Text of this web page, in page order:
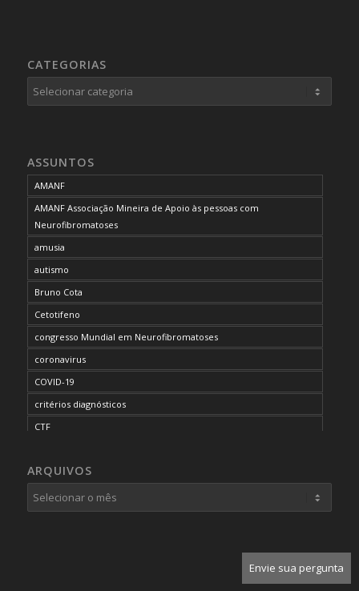
Envie sua pergunta
CATEGORIAS
Categorias
ASSUNTOS
AMANF
AMANF Associação Mineira de Apoio às pessoas com
Neurofibromatoses
amusia
autismo
Bruno Cota
Cetotifeno
congresso Mundial em Neurofibromatoses
coronavirus
COVID-19
critérios diagnósticos
CTF
desordem do processamento auditivo
diagnóstico
dificuldades cognitivas
ARQUIVOS